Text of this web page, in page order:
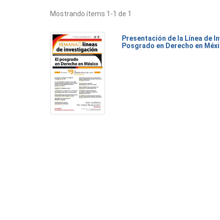
Mostrando ítems 1-1 de 1
Presentación de la Línea de
Posgrado en Derecho en